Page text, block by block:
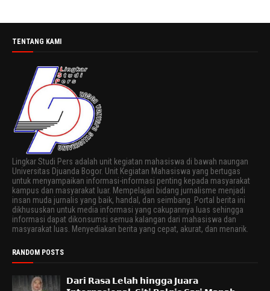
TENTANG KAMI
Lingkar Studi Pers adalah unit kegiatan mahasiswa di bawah naungan
Universitas Djuanda Bogor. Unit Kegiatan Mahasiswa yang bertugas
untuk menyampaikan informasi-informasi penting kepada masyarakat
kampus dan masyarakat luar. Mempelajari bidang jurnalisme menjadi
insan muda jurnalis yang baik, handal, dan seimbang. Portal berita ini
dikhususkan untuk media informasi yang cakupannya luas sehingga
informasi dapat dikonsumsi semua kalangan dari mahasiswa dan
masyarakat luas. Menyediakan berita yang cepat, akurat, dan menarik.
RANDOM POSTS
𝗗𝗮𝗿𝗶 𝗥𝗮𝘀𝗮 𝗟𝗲𝗹𝗮𝗵 𝗵𝗶𝗻𝗴𝗴𝗮 𝗝𝘂𝗮𝗿𝗮